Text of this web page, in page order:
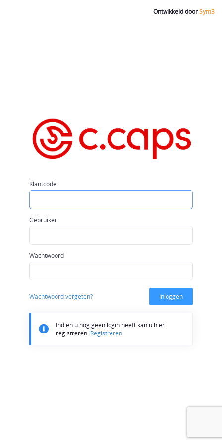
Ontwikkeld doorSym3
Klantcode
Gebruiker
Wachtwoord
Wachtwoord vergeten? Inloggen
Indien u nog geen login heeft kan u hier
registreren: Registreren